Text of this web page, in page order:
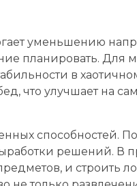
уменьшению
планировать. Для
в
что улучшает на
способностей.
решений. В
и строить